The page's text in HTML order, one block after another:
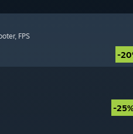
, FPS
-
-